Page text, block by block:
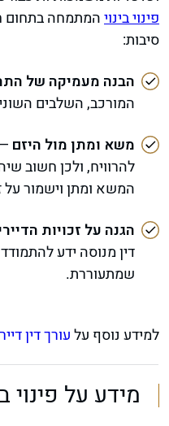
פינוי בינויהמתמחה בתחום
סיבות:
הבנה מעמיקה של
המורכב, השלבים
משא ומתן מול היזם
להרוויח, ולכן חשוב
המשא ומתן וישמור על
הגנה על זכויות
דין מנוסה ידע
שמתעוררת.
למידע נוסף עלעורך דין
מידע על פינוי